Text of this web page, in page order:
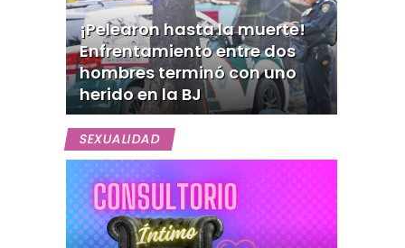
¡Pelearon hasta la muerte!
Enfrentamiento entre dos
hombres terminó con uno
herido en la BJ
SEXUALIDAD